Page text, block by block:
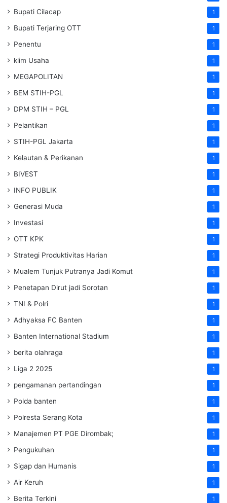
Bupati Cilacap 1
Bupati Terjaring OTT 1
Penentu 1
klim Usaha 1
MEGAPOLITAN 1
BEM STIH-PGL 1
DPM STIH – PGL 1
Pelantikan 1
STIH-PGL Jakarta 1
Kelautan & Perikanan 1
BIVEST 1
INFO PUBLIK 1
Generasi Muda 1
Investasi 1
OTT KPK 1
Strategi Produktivitas Harian 1
Mualem Tunjuk Putranya Jadi Komut 1
Penetapan Dirut jadi Sorotan 1
TNI & Polri 1
Adhyaksa FC Banten 1
Banten International Stadium 1
berita olahraga 1
Liga 2 2025 1
pengamanan pertandingan 1
Polda banten 1
Polresta Serang Kota 1
Manajemen PT PGE Dirombak; 1
Pengukuhan 1
Sigap dan Humanis 1
Air Keruh 1
Berita Terkini 1